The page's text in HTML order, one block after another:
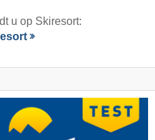
u op Skiresort: